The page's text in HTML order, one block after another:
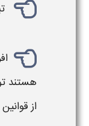
هستند
از